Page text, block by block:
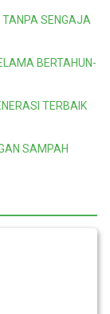
SENGAJA
BERTAHUN-
TERBAIK
SAMPAH